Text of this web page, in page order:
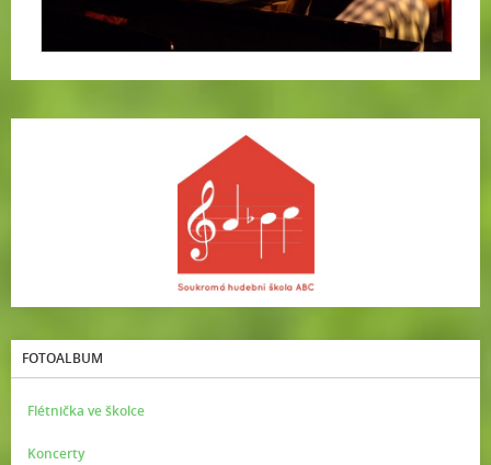
FOTOALBUM
Flétnička ve školce
Koncerty